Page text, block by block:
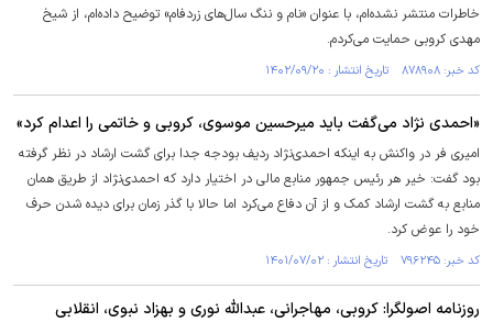
خاطرات منتشر نشده‌ام، با عنوان «نام و ننگ سال‌های زردفام» توضیح داده‌ام، از شیخ
مهدی کروبی حمایت می‌کردم.
کد خبر: ۸۷۸۹۰۸ تاریخ انتشار : ۱۴۰۲/۰۹/۲۰
«احمدی نژاد می‌گفت باید میرحسین موسوی، کروبی و خاتمی را اعدام کرد»
امیری‌ فر در واکنش به اینکه احمدی‌نژاد ردیف بودجه جدا برای گشت ارشاد در نظر گرفته
بود گفت: خیر هر رئیس جمهور منابع مالی در اختیار دارد که احمدی‌نژاد از طریق همان
منابع به گشت ارشاد کمک و از آن دفاع می‌کرد اما حالا با گذر زمان برای دیده شدن حرف
خود را عوض کرد.
کد خبر: ۷۹۶۲۴۵ تاریخ انتشار : ۱۴۰۱/۰۷/۰۲
روزنامه اصولگرا: کروبی، مهاجرانی، عبدالله نوری و بهزاد نبوی، انقلابی